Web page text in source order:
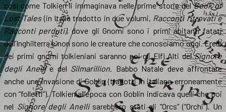
così come Tolkien li immaginava nelle prime storie del Book of
Lost Tales (in Italia tradotto in due volumi, Racconti ritrovatie
Racconti perduti), dove gli Gnomi sono i primi abitanti fatati
dell’Inghilterra e non sono le creature che conosciamo oggi. Eredi
dei primi gnomi tolkieniani saranno poi gli Elfi Alti delSignore
degli Anellie del Silmarillion. Babbo Natale deve affrontare
anche una invasione di Goblin (tradotti in italiano erroneamente
con “folletti”). Tolkien all’epoca con Goblin indicava quelli che poi
nel Signore degli Anellisarebbero stati gli “Orcs” (“Orchi”). Un